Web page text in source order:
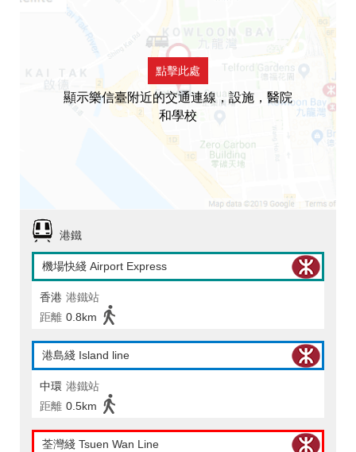
點擊此處
顯示樂信臺附近的交通連線，設施，醫院
和學校
港鐵
機場快綫 Airport Express
香港 港鐵站
距離 0.8km
港島綫 Island line
中環 港鐵站
距離 0.5km
荃灣綫 Tsuen Wan Line